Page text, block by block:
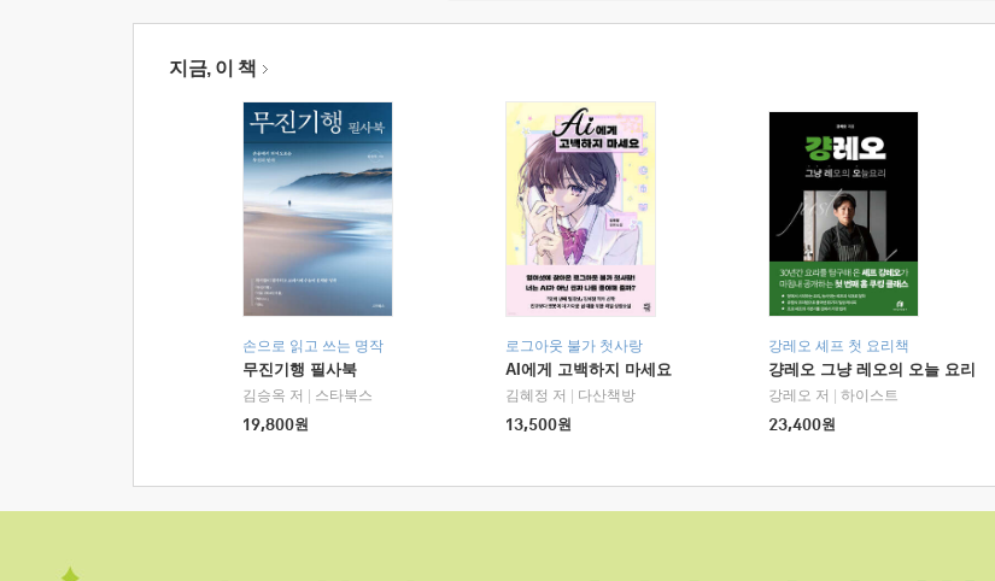
지금, 이 책
손으로 읽고 쓰는 명작
무진기행 필사북
김승옥 저
스타북스
19,800원
로그아웃 불가 첫사랑
AI에게 고백하지 마세요
김혜정 저
다산책방
13,500원
강레오 셰프 첫 요리책
걍레오 그냥 레오의 오늘 요리
강레오 저
하이스트
23,400원